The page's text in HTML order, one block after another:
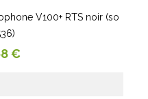
V100+ RTS noir (so
€